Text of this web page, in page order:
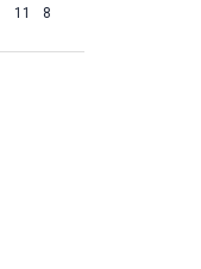
11 8